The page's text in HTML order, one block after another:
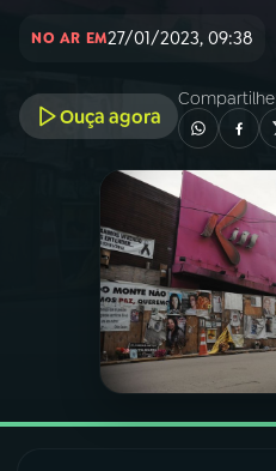
02A RÁDIO
03PROGRAMAÇÃO
PROGRAMAS
PODCASTS
VIDEOCASTS
07ÚLTIMAS
NO AR EM27/01/2023, 09:38
Ouça agora
Compartilhe